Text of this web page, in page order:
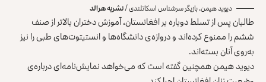
دیوید هیمن، بازیگر سرشناس اسکاتلندی /نشریه هرالد
طالبان پس از تسلط دوباره بر افغانستان‌، آموزش دختران بالاتر از صنف
ششم را ممنوع کرده‌اند و دروازه‌ی دانشگاه‌ها و انستیتوت‌های طبی را نیز
به‌روی آنان بسته‌اند.
دیوید هیمن همچنین گفته است که می‌خواهد نمایش‌نامه‌ای درباره‌ی